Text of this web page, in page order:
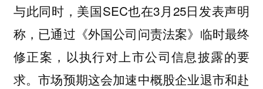
与此同时，美国SEC也在3月25日发表声明
称，已通过《外国公司问责法案》临时最终
修正案，以执行对上市公司信息披露的要
求。市场预期这会加速中概股企业退市和赴